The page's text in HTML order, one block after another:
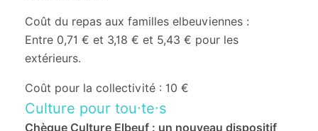
Coût du repas aux familles elbeuviennes :
Entre 0,71 € et 3,18 € et 5,43 € pour les
extérieurs.
Coût pour la collectivité : 10 €
Culture pour tou·te·s
Chèque Culture Elbeuf : un nouveau dispositif